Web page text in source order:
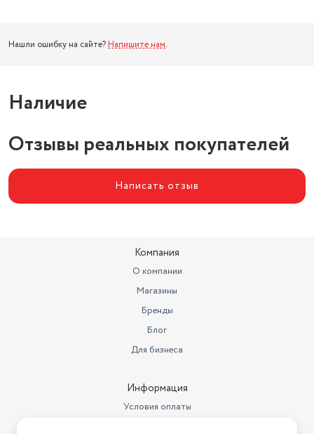
Нашли ошибку на сайте? Напишите нам.
Наличие
Отзывы реальных покупателей
Написать отзыв
Компания
О компании
Магазины
Бренды
Блог
Для бизнеса
Информация
Условия оплаты